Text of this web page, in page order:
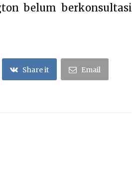
belum berkonsultasi
Share it Email